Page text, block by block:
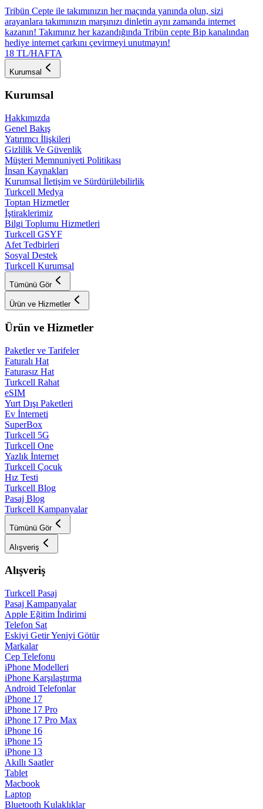
Tribün Cepte ile takımınızın her maçında yanında olun, sizi
arayanlara takımınızın marşınızı dinletin aynı zamanda internet
kazanın! Takımınız her kazandığında Tribün cepte Bip kanalından
hediye internet çarkını çevirmeyi unutmayın!
18 TL/HAFTA
Kurumsal
Kurumsal
Hakkımızda
Genel Bakış
Yatırımcı İlişkileri
Gizlilik Ve Güvenlik
Müşteri Memnuniyeti Politikası
İnsan Kaynakları
Kurumsal İletişim ve Sürdürülebilirlik
Turkcell Medya
Toptan Hizmetler
İştiraklerimiz
Bilgi Toplumu Hizmetleri
Turkcell GSYF
Afet Tedbirleri
Sosyal Destek
Turkcell Kurumsal
Tümünü Gör
Ürün ve Hizmetler
Ürün ve Hizmetler
Paketler ve Tarifeler
Faturalı Hat
Faturasız Hat
Turkcell Rahat
eSIM
Yurt Dışı Paketleri
Ev İnterneti
SuperBox
Turkcell 5G
Turkcell One
Yazlık İnternet
Turkcell Çocuk
Hız Testi
Turkcell Blog
Pasaj Blog
Turkcell Kampanyalar
Tümünü Gör
Alışveriş
Alışveriş
Turkcell Pasaj
Pasaj Kampanyalar
Apple Eğitim İndirimi
Telefon Sat
Eskiyi Getir Yeniyi Götür
Markalar
Cep Telefonu
iPhone Modelleri
iPhone Karşılaştırma
Android Telefonlar
iPhone 17
iPhone 17 Pro
iPhone 17 Pro Max
iPhone 16
iPhone 15
iPhone 13
Akıllı Saatler
Tablet
Macbook
Laptop
Bluetooth Kulaklıklar